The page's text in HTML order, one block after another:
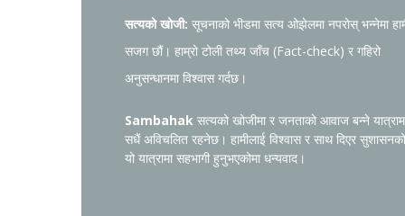
सत्यको खोजी: सूचनाको भीडमा सत्य ओझेलमा नपरोस् भन्नेमा
सजग छौं। हाम्रो टोली तथ्य जाँच (Fact-check) र गहिरो
अनुसन्धानमा विश्वास गर्दछ।
Sambahak सत्यको खोजीमा र जनताको आवाज बन्ने
सधैं अविचलित रहनेछ। हामीलाई विश्वास र साथ दिएर सुशासनको
यो यात्रामा सहभागी हुनुभएकोमा धन्यवाद।